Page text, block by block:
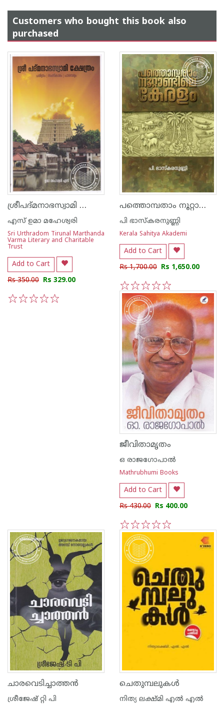
Customers who bought this book also
purchased
ശ്രീപദ്മനാഭസ്വാമി ക്ഷേത്രം ചരിത്രം-സംസ്കാരം-പാരമ്പര്യം
എസ് ഉമാ മഹേശ്വരി
Sri Urthradom Tirunal Marthanda
Varma Literary and Charitable
Trust
Add to Cart
Rs 350.00 Rs 329.00
പത്തൊമ്പതാം നൂറ്റാണ്ടിലെ കേരളം
പി ഭാസ്കരനുണ്ണി
Kerala Sahitya Akademi
Add to Cart
Rs 1,700.00 Rs 1,650.00
5
4
3
2
1
ജീവിതാമൃതം
ഒ രാജഗോപാല്‍
Mathrubhumi Books
Add to Cart
Rs 430.00 Rs 400.00
5
4
3
2
1
ചാരവെടിച്ചാത്തന്‍
ശ്രീജേഷ് റ്റി പി
ചെതുമ്പലുകൾ
നിത്യ ലക്ഷ്മി എല്‍ എല്‍